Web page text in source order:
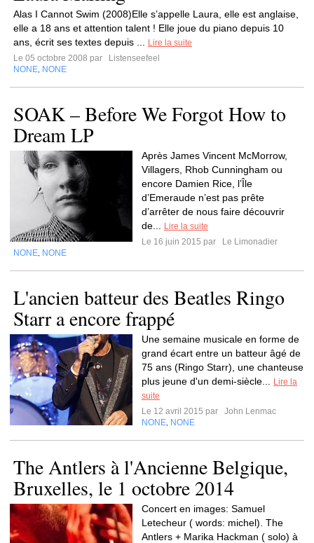
Alas I Cannot Swim (2008)Elle s’appelle Laura, elle est anglaise,
elle a 18 ans et attention talent ! Elle joue du piano depuis 10
ans, écrit ses textes depuis ...
Lire la suite
Le 05 octobre 2008 par
Listenseefeel
NONE NONE
SOAK – Before We Forgot How to
Dream LP
Après James Vincent McMorrow,
Villagers, Rhob Cunningham ou
encore Damien Rice, l’Île
d’Emeraude n’est pas prête
d’arrêter de nous faire découvrir
de...
Lire la suite
Le 16 juin 2015 par
Le Limonadier
NONE NONE
L'ancien batteur des Beatles Ringo
Starr a encore frappé
Une semaine musicale en forme de
grand écart entre un batteur âgé de
75 ans (Ringo Starr), une chanteuse
plus jeune d'un demi-siècle...
Lire la
suite
Le 12 avril 2015 par
John Lenmac
NONE NONE
The Antlers à l'Ancienne Belgique,
Bruxelles, le 1 octobre 2014
Concert en images: Samuel
Letecheur ( words: michel). The
Antlers + Marika Hackman ( solo) à